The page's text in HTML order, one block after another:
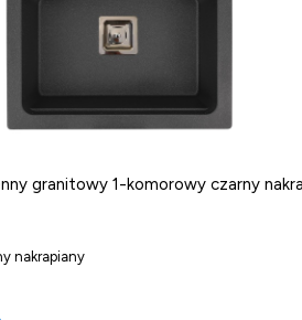
granitowy 1-komorowy czarny
nakrapiany